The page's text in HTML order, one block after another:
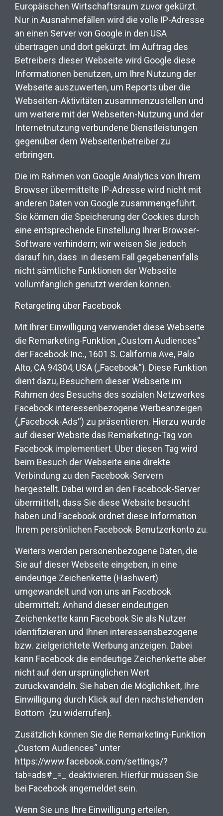
Europäischen Wirtschaftsraum zuvor gekürzt.
Nur in Ausnahmefällen wird die volle IP-Adresse
an einen Server von Google in den USA
übertragen und dort gekürzt. Im Auftrag des
Betreibers dieser Webseite wird Google diese
Informationen benutzen, um Ihre Nutzung der
Webseite auszuwerten, um Reports über die
Webseiten-Aktivitäten zusammenzustellen und
um weitere mit der Webseiten-Nutzung und der
Internetnutzung verbundene Dienstleistungen
gegenüber dem Webseitenbetreiber zu
erbringen.
Die im Rahmen von Google Analytics von Ihrem
Browser übermittelte IP-Adresse wird nicht mit
anderen Daten von Google zusammengeführt.
Sie können die Speicherung der Cookies durch
eine entsprechende Einstellung Ihrer Browser-
Software verhindern; wir weisen Sie jedoch
darauf hin, dass in diesem Fall gegebenenfalls
nicht sämtliche Funktionen der Webseite
vollumfänglich genutzt werden können.
Retargeting über Facebook
Mit Ihrer Einwilligung verwendet diese Webseite
die Remarketing-Funktion „Custom Audiences“
der Facebook Inc., 1601 S. California Ave, Palo
Alto, CA 94304, USA („Facebook“). Diese Funktion
dient dazu, Besuchern dieser Webseite im
Rahmen des Besuchs des sozialen Netzwerkes
Facebook interessenbezogene Werbeanzeigen
(„Facebook-Ads“) zu präsentieren. Hierzu wurde
auf dieser Website das Remarketing-Tag von
Facebook implementiert. Über diesen Tag wird
beim Besuch der Webseite eine direkte
Verbindung zu den Facebook-Servern
hergestellt. Dabei wird an den Facebook-Server
übermittelt, dass Sie diese Website besucht
haben und Facebook ordnet diese Information
Ihrem persönlichen Facebook-Benutzerkonto zu.
Weiters werden personenbezogene Daten, die
Sie auf dieser Webseite eingeben, in eine
eindeutige Zeichenkette (Hashwert)
umgewandelt und von uns an Facebook
übermittelt. Anhand dieser eindeutigen
Zeichenkette kann Facebook Sie als Nutzer
identifizieren und Ihnen interessensbezogene
bzw. zielgerichtete Werbung anzeigen. Dabei
kann Facebook die eindeutige Zeichenkette aber
nicht auf den ursprünglichen Wert
zurückwandeln. Sie haben die Möglichkeit, Ihre
Einwilligung durch Klick auf den nachstehenden
Bottom {zu widerrufen}.
Zusätzlich können Sie die Remarketing-Funktion
„Custom Audiences“ unter
https://www.facebook.com/settings/?
tab=ads#_=_ deaktivieren. Hierfür müssen Sie
bei Facebook angemeldet sein.
Wenn Sie uns Ihre Einwilligung erteilen,